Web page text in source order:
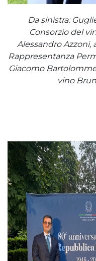
Da sinistra:
Consorzio del
Alessandro Azzoni,
Rappresentanza
Giacomo
vino